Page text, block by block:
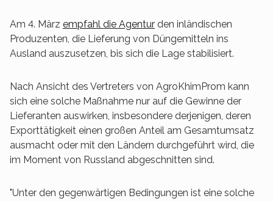
Am 4. März empfahl die Agentur den inländischen
Produzenten, die Lieferung von Düngemitteln ins
Ausland auszusetzen, bis sich die Lage stabilisiert.
Nach Ansicht des Vertreters von AgroKhimProm kann
sich eine solche Maßnahme nur auf die Gewinne der
Lieferanten auswirken, insbesondere derjenigen, deren
Exporttätigkeit einen großen Anteil am Gesamtumsatz
ausmacht oder mit den Ländern durchgeführt wird, die
im Moment von Russland abgeschnitten sind.
"Unter den gegenwärtigen Bedingungen ist eine solche